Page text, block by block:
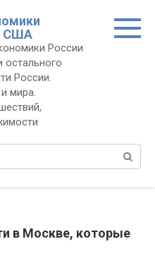
США
России
России.
мира.
в Москве, которые